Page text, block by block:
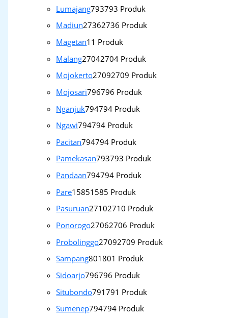
Lumajang793793 Produk
Madiun27362736 Produk
Magetan1 1 Produk
Malang27042704 Produk
Mojokerto27092709 Produk
Mojosari796796 Produk
Nganjuk794794 Produk
Ngawi794794 Produk
Pacitan794794 Produk
Pamekasan793793 Produk
Pandaan794794 Produk
Pare15851585 Produk
Pasuruan27102710 Produk
Ponorogo27062706 Produk
Probolinggo27092709 Produk
Sampang801801 Produk
Sidoarjo796796 Produk
Situbondo791791 Produk
Sumenep794794 Produk